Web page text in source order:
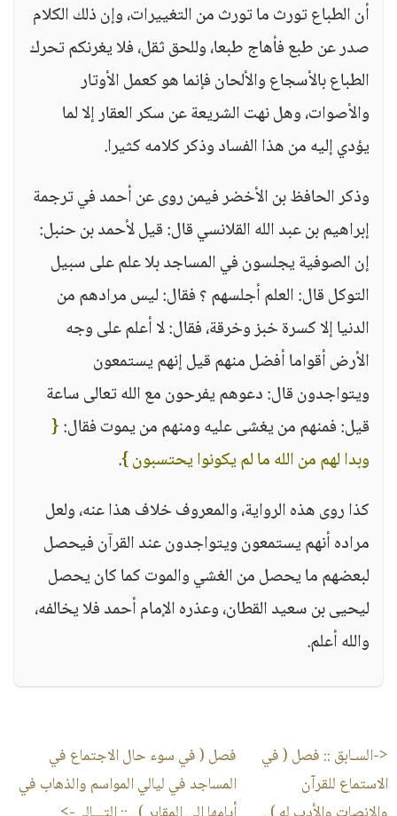
أن الطباع تورث ما تورث من التغييرات، وإن ذلك الكلام
صدر عن طبع فأهاج طبعا، وللحق ثقل، فلا يغرنكم تحرك
الطباع بالأسجاع والألحان فإنما هو كعمل الأوتار
والأصوات، وهل نهت الشريعة عن سكر العقار إلا لما
يؤدي إليه من هذا الفساد وذكر كلامه كثيرا.
وذكر الحافظ بن الأخضر فيمن روى عن أحمد في ترجمة
إبراهيم بن عبد الله القلانسي قال: قيل لأحمد بن حنبل:
إن الصوفية يجلسون في المساجد بلا علم على سبيل
التوكل قال: العلم أجلسهم ؟ فقال: ليس مرادهم من
الدنيا إلا كسرة خبز وخرقة، فقال: لا أعلم على وجه
الأرض أقواما أفضل منهم قيل إنهم يستمعون
ويتواجدون قال: دعوهم يفرحون مع الله تعالى ساعة
قيل: فمنهم من يغشى عليه ومنهم من يموت فقال:{
وبدا لهم من الله ما لم يكونوا يحتسبون }.
كذا روى هذه الرواية، والمعروف خلاف هذا عنه، ولعل
مراده أنهم يستمعون ويتواجدون عند القرآن فيحصل
لبعضهم ما يحصل من الغشي والموت كما كان يحصل
ليحيى بن سعيد القطان، وعذره الإمام أحمد فلا يخالفه،
والله أعلم.
<-السـابق :: فصل ( في
الاستماع للقرآن
فصل ( في سوء حال الاجتماع في
المساجد في ليالي المواسم والذهاب في